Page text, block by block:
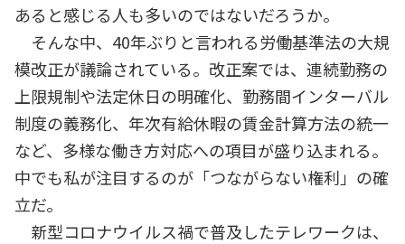
あると感じる人も多いのではないだろうか。
そんな中、40年ぶりと言われる労働基準法の大規
模改正が議論されている。改正案では、連続勤務の
上限規制や法定休日の明確化、勤務間インターバル
制度の義務化、年次有給休暇の賃金計算方法の統一
など、多様な働き方対応への項目が盛り込まれる。
中でも私が注目するのが「つながらない権利」の確
立だ。
新型コロナウイルス禍で普及したテレワークは、